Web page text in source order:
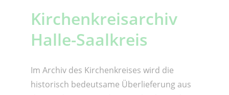
Kirchenkreisarchiv
Halle-Saalkreis
Im Archiv des Kirchenkreises wird die
historisch bedeutsame Überlieferung aus